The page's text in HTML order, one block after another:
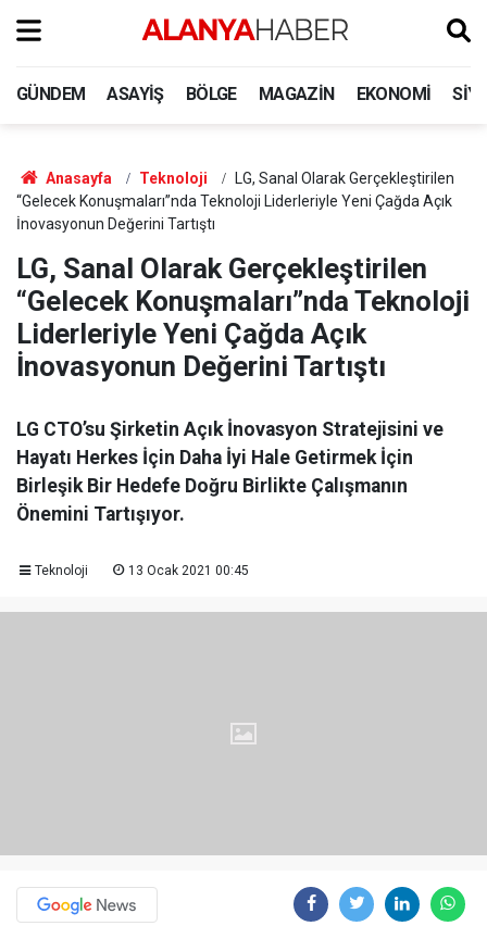
GÜNDEM ASAYIŞ BÖLGE MAGAZIN EKONOMI
Anasayfa Teknoloji
LG, Sanal Olarak Gerçekleştirilen
“Gelecek Konuşmaları”nda Teknoloji Liderleriyle Yeni Çağda Açık
İnovasyonun Değerini Tartıştı
LG, Sanal Olarak Gerçekleştirilen
“Gelecek Konuşmaları”nda Teknoloji
Liderleriyle Yeni Çağda Açık
İnovasyonun Değerini Tartıştı
LG CTO’su Şirketin Açık İnovasyon Stratejisini ve
Hayatı Herkes İçin Daha İyi Hale Getirmek İçin
Birleşik Bir Hedefe Doğru Birlikte Çalışmanın
Önemini Tartışıyor.
Teknoloji 13 Ocak 2021 00:45